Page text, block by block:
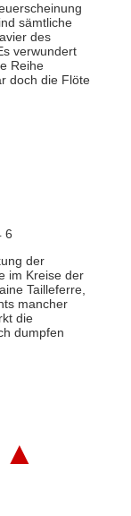
sämtliche
des
verwundert
Reihe
doch die Flöte
6
der
im Kreise der
Tailleferre,
mancher
die
dumpfen
▲